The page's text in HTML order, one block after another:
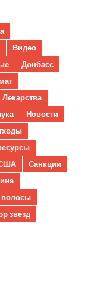
Видео
Донбасс
Лекарства
Новости
Санкции
волосы
звезд